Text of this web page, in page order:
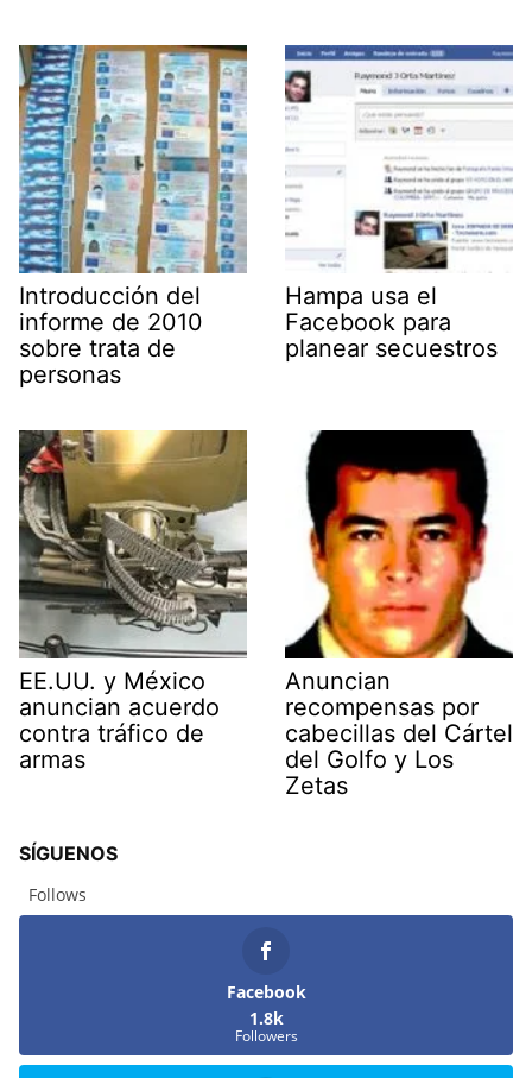
Introducción del
informe de 2010
sobre trata de
personas
Hampa usa el
Facebook para
planear secuestros
EE.UU. y México
anuncian acuerdo
contra tráfico de
armas
Anuncian
recompensas por
cabecillas del Cártel
del Golfo y Los
Zetas
SÍGUENOS
Follows
Facebook
1.8k
Followers